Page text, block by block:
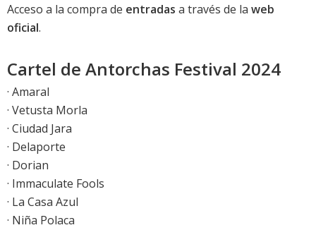
Acceso a la compra de entradas a través de la web
oficial.
Cartel de Antorchas Festival 2024
· Amaral
· Vetusta Morla
· Ciudad Jara
· Delaporte
· Dorian
· Immaculate Fools
· La Casa Azul
· Niña Polaca